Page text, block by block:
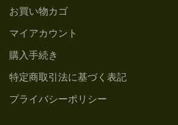
お買い物カゴ
マイアカウント
購入手続き
特定商取引法に基づく表記
プライバシーポリシー